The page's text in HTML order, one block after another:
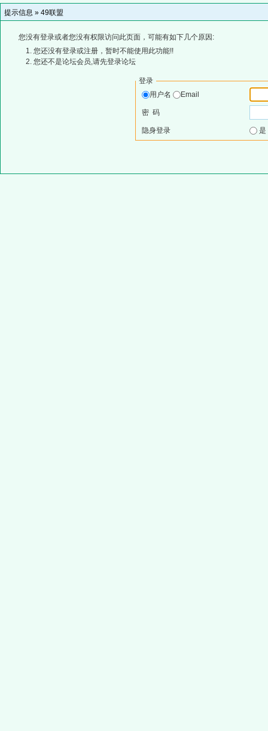
提示信息 » 49联盟
您没有登录或者您没有权限访问此页面，可能有如下几个原因:
您还没有登录或注册，暂时不能使用此功能!!
您还不是论坛会员,请先登录论坛
登录
用户名
Email
密 码
隐身登录